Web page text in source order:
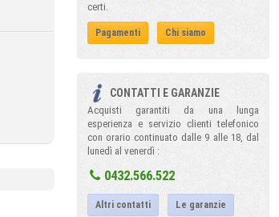
certi.
Pagamenti Chi siamo
CONTATTI E GARANZIE
Acquisti garantiti da una lunga
esperienza e servizio clienti telefonico
con orario continuato dalle 9 alle 18, dal
lunedì al venerdì :
0432.566.522
Altri contatti Le garanzie